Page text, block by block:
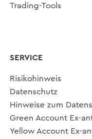
Trading-Tools
SERVICE
Risikohinweis
Datenschutz
Hinweise zum
Green Account Ex-
Yellow Account Ex-